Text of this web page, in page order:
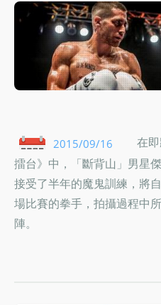
2015/09/16
在
擂台》中，「斷背山」男星
接受了半年的魔鬼訓練，將
場比賽的拳手，拍攝過程中
陣。